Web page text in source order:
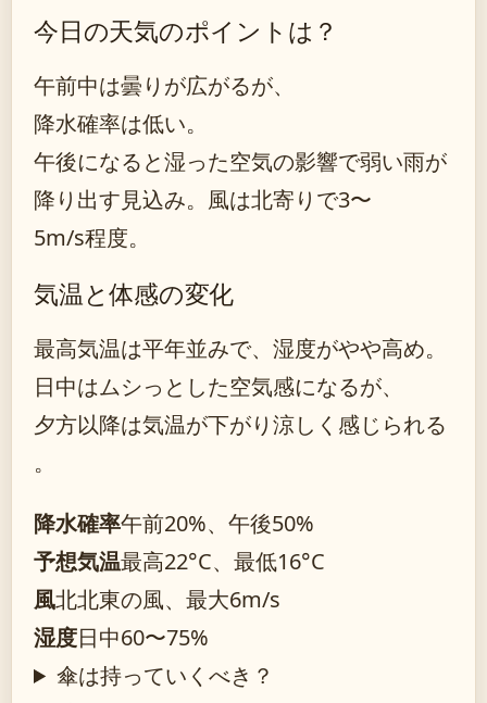
今日の天気のポイントは？
午前中は曇りが広がるが、
降水確率は低い。
午後になると湿った空気の影響で弱い雨が
降り出す見込み。風は北寄りで3〜
5m/s程度。
気温と体感の変化
最高気温は平年並みで、湿度がやや高め。
日中はムシっとした空気感になるが、
夕方以降は気温が下がり涼しく感じられる
。
降水確率午前20%、午後50%
予想気温最高22°C、最低16°C
風北北東の風、最大6m/s
湿度日中60〜75%
傘は持っていくべき？